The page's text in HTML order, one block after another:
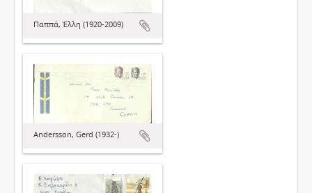
Παππά, Έλλη (1920-2009)
Andersson, Gerd (1932-)